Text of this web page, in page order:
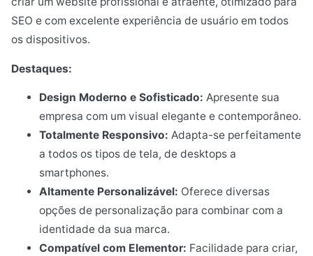
SEO e com excelente experiência de usuário em todos
os dispositivos.
Destaques:
Design Moderno e Sofisticado: Apresente sua
empresa com um visual elegante e contemporâneo.
Totalmente Responsivo: Adapta-se perfeitamente
a todos os tipos de tela, de desktops a
smartphones.
Altamente Personalizável: Oferece diversas
opções de personalização para combinar com a
identidade da sua marca.
Compatível com Elementor: Facilidade para criar,